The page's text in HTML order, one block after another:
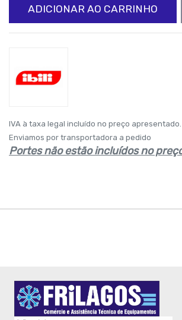
ADICIONAR AO CARRINHO
IVA à taxa legal incluído no preço apresentado.
Enviamos por transportadora a pedido
Portes não estão incluídos no